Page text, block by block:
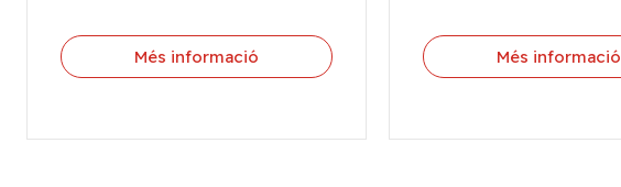
Més informació Més informació